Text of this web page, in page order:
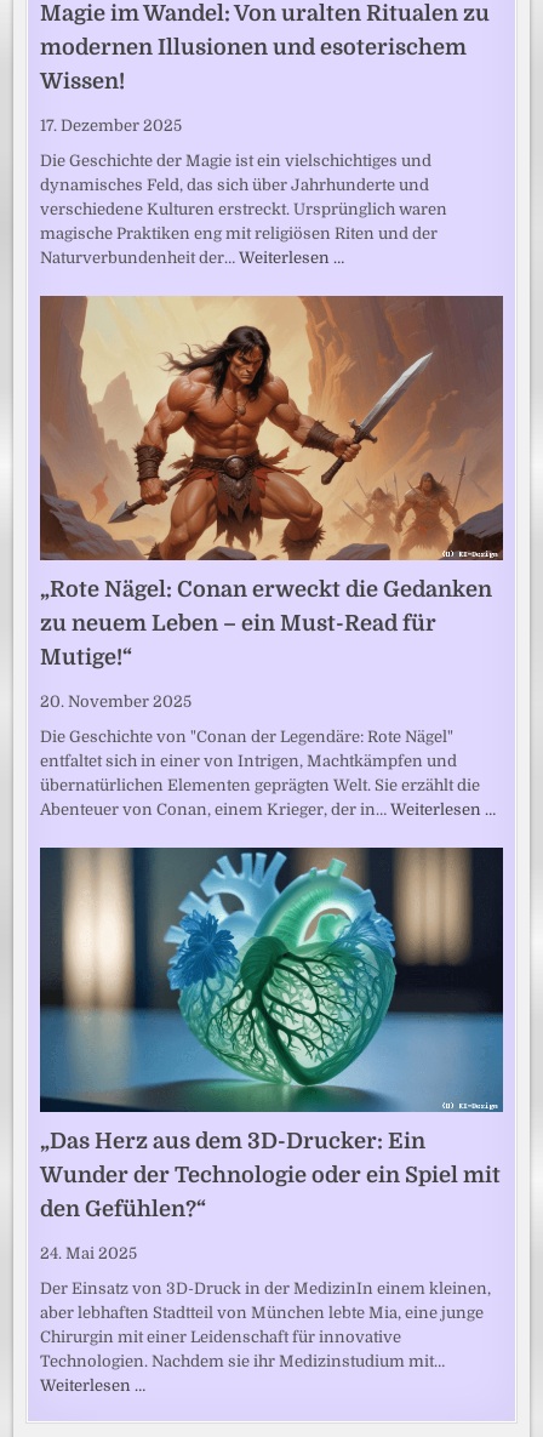
Magie im Wandel: Von uralten Ritualen zu
modernen Illusionen und esoterischem
Wissen!
17. Dezember 2025
Die Geschichte der Magie ist ein vielschichtiges und
dynamisches Feld, das sich über Jahrhunderte und
verschiedene Kulturen erstreckt. Ursprünglich waren
magische Praktiken eng mit religiösen Riten und der
Naturverbundenheit der…Weiterlesen …
„Rote Nägel: Conan erweckt die Gedanken
zu neuem Leben – ein Must-Read für
Mutige!“
20. November 2025
Die Geschichte von "Conan der Legendäre: Rote Nägel"
entfaltet sich in einer von Intrigen, Machtkämpfen und
übernatürlichen Elementen geprägten Welt. Sie erzählt die
Abenteuer von Conan, einem Krieger, der in…Weiterlesen …
„Das Herz aus dem 3D-Drucker: Ein
Wunder der Technologie oder ein Spiel mit
den Gefühlen?“
24. Mai 2025
Der Einsatz von 3D-Druck in der MedizinIn einem kleinen,
aber lebhaften Stadtteil von München lebte Mia, eine junge
Chirurgin mit einer Leidenschaft für innovative
Technologien. Nachdem sie ihr Medizinstudium mit…
Weiterlesen …